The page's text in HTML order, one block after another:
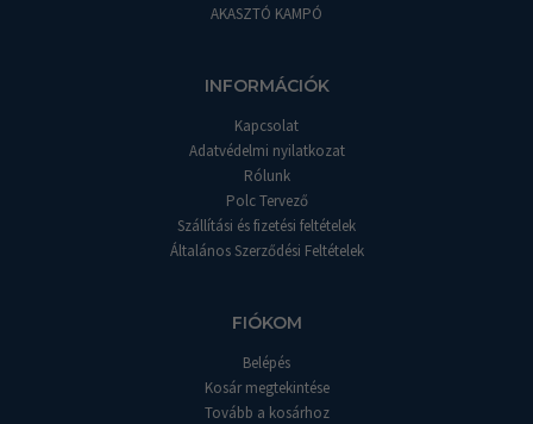
AKASZTÓ KAMPÓ
INFORMÁCIÓK
Kapcsolat
Adatvédelmi nyilatkozat
Rólunk
Polc Tervező
Szállítási és fizetési feltételek
Általános Szerződési Feltételek
FIÓKOM
Belépés
Kosár megtekintése
Tovább a kosárhoz